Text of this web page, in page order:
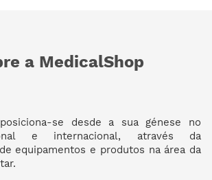
a MedicalShop
se desde a sua génese no
e internacional, através da
equipamentos e produtos na área da